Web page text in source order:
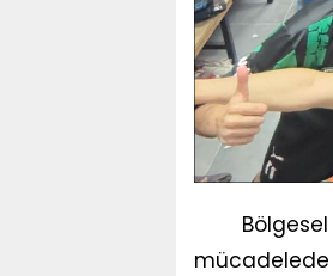
Bölgesel
mücadelede